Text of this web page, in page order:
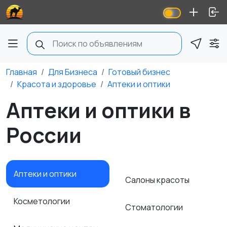
Главная Для Бизнеса
Готовый бизнес
Красота и здоровье
Аптеки и оптики
Аптеки и оптики в
России
Аптеки и оптики
Косметологии
Салоны красоты
Стоматологии